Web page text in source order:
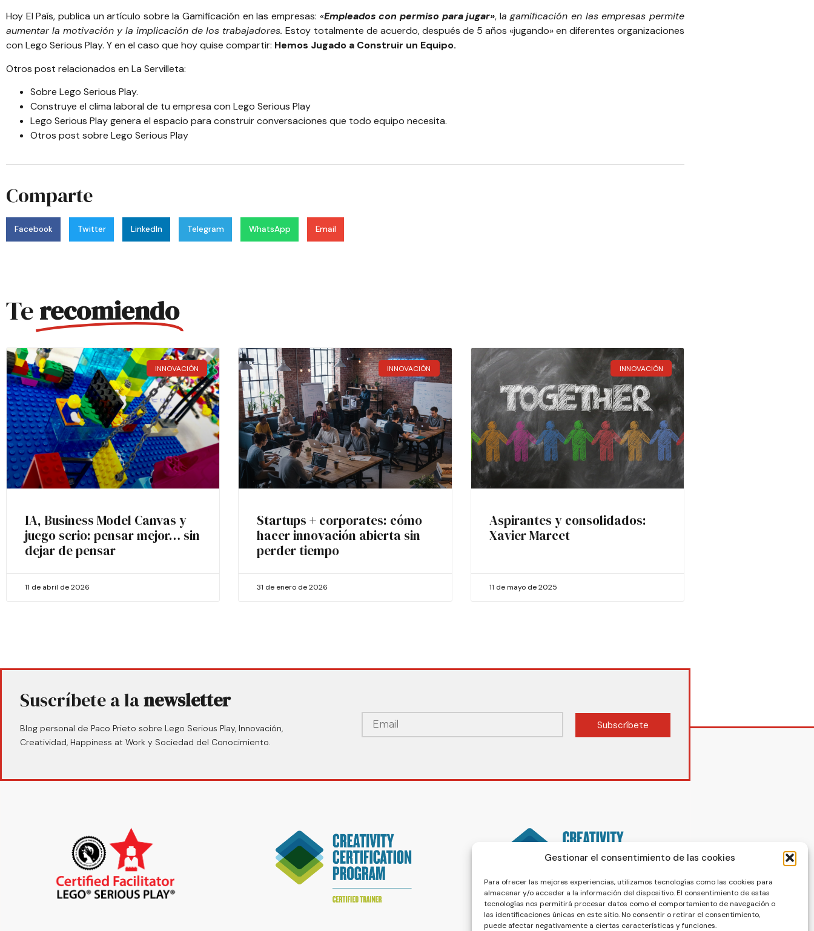
Gestionar el consentimiento de las cookies
Para ofrecer las mejores experiencias, utilizamos tecnologías como las cookies para
almacenar y/o acceder a la información del dispositivo. El consentimiento de estas
tecnologías nos permitirá procesar datos como el comportamiento de navegación o
las identificaciones únicas en este sitio. No consentir o retirar el consentimiento,
puede afectar negativamente a ciertas características y funciones.
Hoy El País, publica un artículo sobre la Gamificación en las empresas: «Empleados con permiso para jugar», la gamificación en las empresas permite
aumentar la motivación y la implicación de los trabajadores.Estoy totalmente de acuerdo, después de 5 años «jugando» en diferentes organizaciones
con Lego Serious Play. Y en el caso que hoy quise compartir: Hemos Jugado a Construir un Equipo.
Otros post relacionados en La Servilleta:
Sobre Lego Serious Play.
Construye el clima laboral de tu empresa con Lego Serious Play
Lego Serious Play genera el espacio para construir conversaciones que todo equipo necesita.
Otros post sobre Lego Serious Play
Comparte
Facebook Twitter LinkedIn Telegram WhatsApp Email
Terecomiendo
INNOVACIÓN
IA, Business Model Canvas y
juego serio: pensar mejor… sin
dejar de pensar
11 de abril de 2026
INNOVACIÓN
Startups + corporates: cómo
hacer innovación abierta sin
perder tiempo
31 de enero de 2026
INNOVACIÓN
Aspirantes y consolidados:
Xavier Marcet
11 de mayo de 2025
Suscríbete a lanewsletter
Blog personal de Paco Prieto sobre Lego Serious Play, Innovación,
Creatividad, Happiness at Work y Sociedad del Conocimiento.
Subscríbete